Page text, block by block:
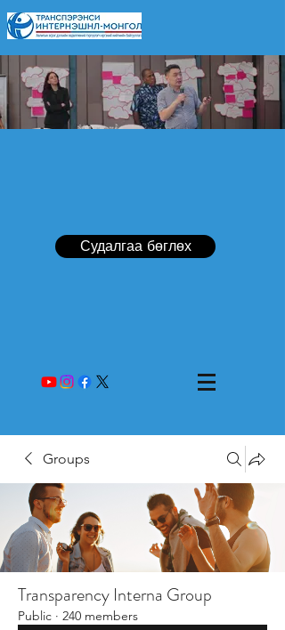
Судалгаа бөглөх
Groups
Transparency Interna Group
Public · 240 members